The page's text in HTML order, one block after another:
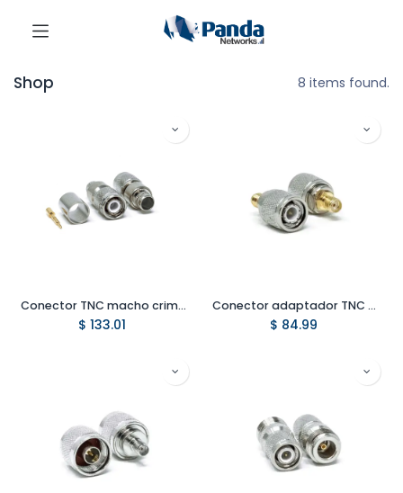
Shop 8 items found.
Conector TNC macho crimpable RG8 RG11
$ 133.01
Conector adaptador TNC macho a SMA hembra
$ 84.99